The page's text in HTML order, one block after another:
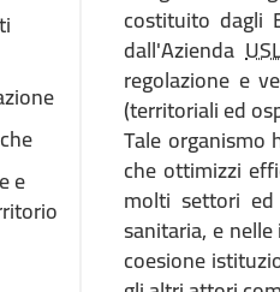
e
costituito dagli
dall'Azienda
regolazione e
(territoriali ed
Tale organismo
che ottimizzi
molti settori
sanitaria, e
coesione